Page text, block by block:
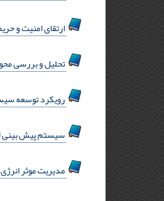
ارتقای امنیت و
تحلیل و بررسی
رویکرد توسعه
سیستم پیش ‌بینی
مدیریت موثر